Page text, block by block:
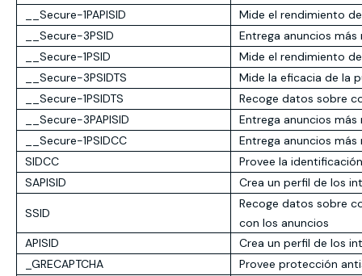
__Secure-1PAPISID
Mide el rendimiento
__Secure-3PSID
Entrega anuncios
__Secure-1PSID
Mide el rendimiento
__Secure-3PSIDTS
Mide la eficacia de la
__Secure-1PSIDTS
Recoge datos sobre
__Secure-3PAPISID
Entrega anuncios
__Secure-1PSIDCC
Entrega anuncios
SIDCC
Provee la
SAPISID
Crea un perfil de los
SSID
Recoge datos sobre
con los anuncios
APISID
Crea un perfil de los
_GRECAPTCHA
Provee protección